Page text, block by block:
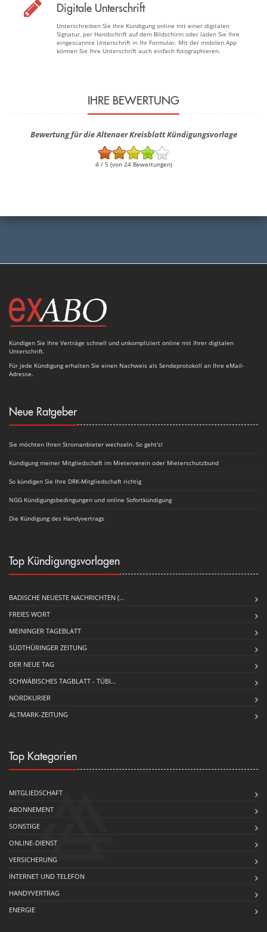
Digitale Unterschrift
Unterschreiben Sie Ihre Kündigung online mit einer digitalen
Signatur, per Handschrift auf dem Bildschirm oder laden Sie Ihre
eingescannte Unterschrift in Ihr Formular. Mit der mobilen App
können Sie Ihre Unterschrift auch einfach fotographieren.
IHRE BEWERTUNG
Bewertung für die Altenaer Kreisblatt Kündigungsvorlage
4 / 5 (von 24 Bewertungen)
Kündigen Sie Ihre Verträge schnell und unkompliziert online mit Ihrer digitalen
Unterschrift.
Für jede Kündigung erhalten Sie einen Nachweis als Sendeprotokoll an Ihre eMail-
Adresse.
Neue Ratgeber
Sie möchten Ihren Stromanbieter wechseln. So geht's!
Kündigung meiner Mitgliedschaft im Mieterverein oder Mieterschutzbund
So kündigen Sie Ihre DRK-Mitgliedschaft richtig
NGG Kündigungsbedingungen und online Sofortkündigung
Die Kündigung des Handyvertrags
Top Kündigungsvorlagen
BADISCHE NEUESTE NACHRICHTEN (…
FREIES WORT
MEININGER TAGEBLATT
SÜDTHÜRINGER ZEITUNG
DER NEUE TAG
SCHWÄBISCHES TAGBLATT - TÜBI…
NORDKURIER
ALTMARK-ZEITUNG
Top Kategorien
MITGLIEDSCHAFT
ABONNEMENT
SONSTIGE
ONLINE-DIENST
VERSICHERUNG
INTERNET UND TELEFON
HANDYVERTRAG
ENERGIE